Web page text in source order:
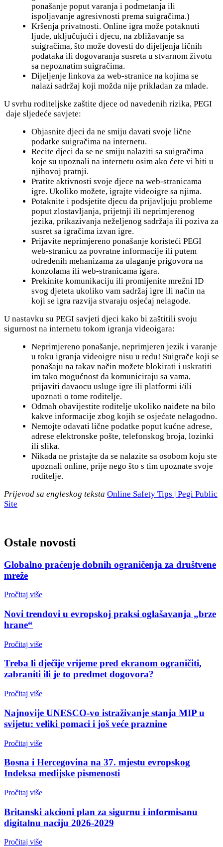
ponašanje poput varanja i podmetanja ili
ispoljavanje agresivnosti prema suigračima.)
Kršenja privatnosti. Online igra može potaknuti
ljude, uključujući i djecu, na zbližavanje sa
suigračima, što može dovesti do dijeljenja ličnih
podataka ili dogovaranja susreta u stvarnom životu
sa nepoznatim suigračima.
Dijeljenje linkova za web-stranice na kojima se
nalazi sadržaj koji možda nije prikladan za mlade.
U svrhu roditeljske zaštite djece od navedenih rizika, PEGI
daje sljedeće savjete:
Objasnite djeci da ne smiju davati svoje lične
podatke suigračima na internetu.
Recite djeci da se ne smiju nalaziti sa suigračima
koje su upoznali na internetu osim ako ćete vi biti u
njihovoj pratnji.
Pratite aktivnosti svoje djece na web-stranicama
igre. Ukoliko možete, igrajte videoigre sa njima.
Potaknite i podsjetite djecu da prijavljuju probleme
poput zlostavljanja, prijetnji ili neprimjerenog
jezika, prikazivanja neželjenog sadržaja ili poziva za
susret sa igračima izvan igre.
Prijavite neprimjereno ponašanje koristeći PEGI
web-stranicu za povratne informacije ili putem
određenih mehanizama za ulaganje prigovora na
konzolama ili web-stranicama igara.
Prekinite komunikaciju ili promijenite mrežni ID
svog djeteta ukoliko vam sadržaj igre ili način na
koji se igra razvija stvaraju osjećaj nelagode.
U nastavku su PEGI savjeti djeci kako bi zaštitili svoju
sigurnost na internetu tokom igranja videoigara:
Neprimjereno ponašanje, neprimjeren jezik i varanje
u toku igranja videoigre nisu u redu! Suigrače koji se
ponašaju na takav način možete blokirati i uskratiti
im tako mogućnost da komuniciraju sa vama,
prijaviti davaocu usluge igre ili platformi i/ili
upoznati o tome roditelje.
Odmah obavijestite roditelje ukoliko naiđete na bilo
kakve informacije zbog kojih se osjećate nelagodno.
Nemojte odavati lične podatke poput kućne adrese,
adrese elektronske pošte, telefonskog broja, lozinki
ili slika.
Nikada ne pristajte da se nalazite sa osobom koju ste
upoznali online, prije nego što s tim upoznate svoje
roditelje.
Prijevod sa engleskog teksta Online Safety Tips | Pegi Public
Site
Ostale novosti
Globalno praćenje dobnih ograničenja za društvene
mreže
Pročitaj više
Novi trendovi u evropskoj praksi oglašavanja „brze
hrane“
Pročitaj više
Treba li dječije vrijeme pred ekranom ograničiti,
zabraniti ili je to predmet dogovora?
Pročitaj više
Najnovije UNESCO-vo istraživanje stanja MIP u
svijetu: veliki pomaci i još veće praznine
Pročitaj više
Bosna i Hercegovina na 37. mjestu evropskog
Indeksa medijske pismenosti
Pročitaj više
Britanski akcioni plan za sigurnu i informisanu
digitalnu naciju 2026-2029
Pročitaj više